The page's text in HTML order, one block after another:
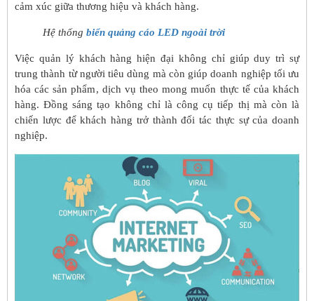
cảm xúc giữa thương hiệu và khách hàng.
Hệ thống biển quảng cáo LED ngoài trời
Việc quản lý khách hàng hiện đại không chỉ giúp duy trì sự
trung thành từ người tiêu dùng mà còn giúp doanh nghiệp tối ưu
hóa các sản phẩm, dịch vụ theo mong muốn thực tế của khách
hàng. Đồng sáng tạo không chỉ là công cụ tiếp thị mà còn là
chiến lược để khách hàng trở thành đối tác thực sự của doanh
nghiệp.